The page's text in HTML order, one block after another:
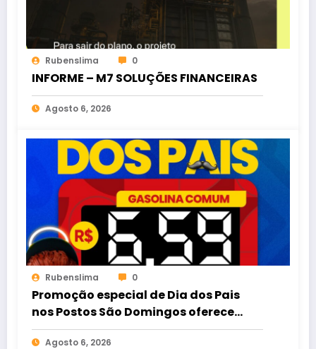
Rubenslima 0
INFORME – M7 SOLUÇÕES FINANCEIRAS
Agosto 6, 2026
Rubenslima 0
Promoção especial de Dia dos Pais
nos Postos São Domingos oferece
gasolina comum por R$ 6,59
Agosto 6, 2026